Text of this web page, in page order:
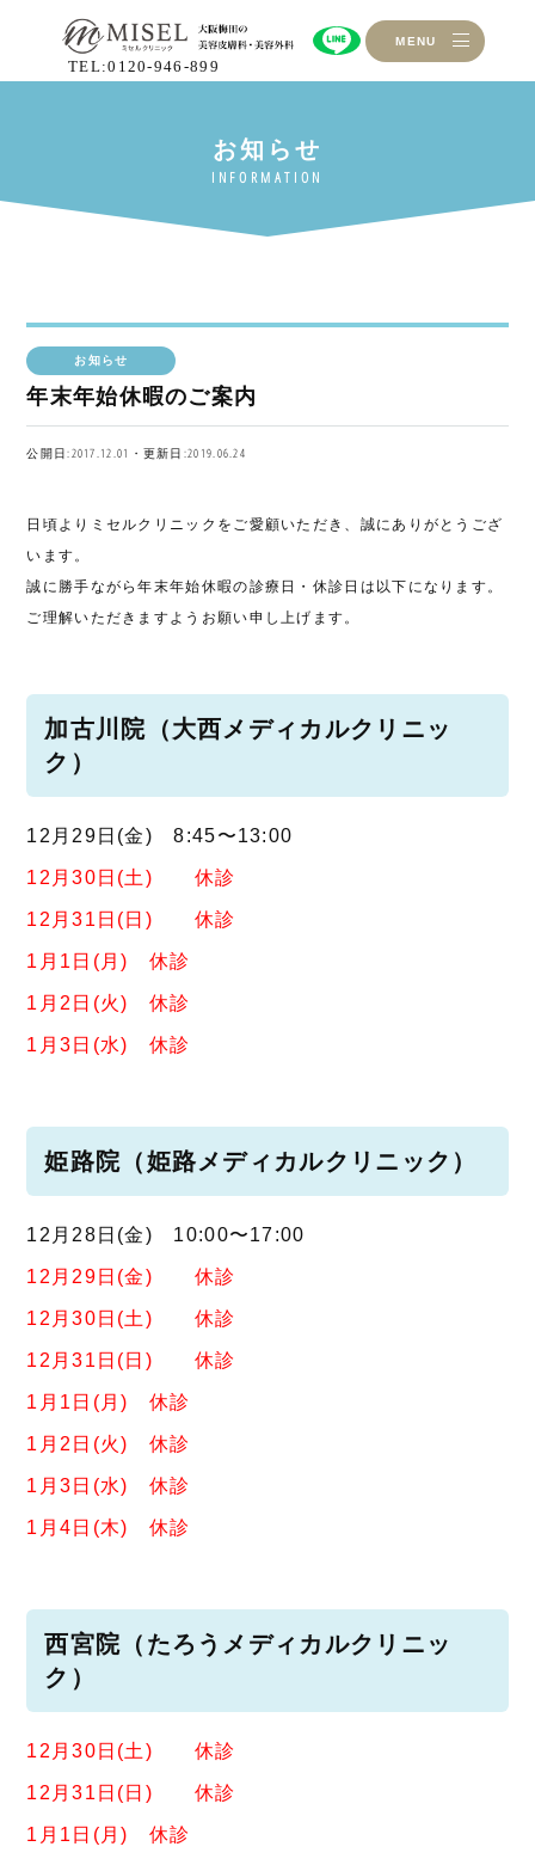
TEL:0120-946-899
MENU
お知らせ
年末年始休暇のご案内
公開日:2017.12.01・更新日:2019.06.24
日頃よりミセルクリニックをご愛顧いただき、誠にありがとうござ
います。
誠に勝手ながら年末年始休暇の診療日・休診日は以下になります。
ご理解いただきますようお願い申し上げます。
加古川院（大西メディカルクリニッ
ク）
12月29日(金) 8:45〜13:00
12月30日(土) 休診
12月31日(日) 休診
1月1日(月) 休診
1月2日(火) 休診
1月3日(水) 休診
姫路院（姫路メディカルクリニック）
12月28日(金) 10:00〜17:00
12月29日(金) 休診
12月30日(土) 休診
12月31日(日) 休診
1月1日(月) 休診
1月2日(火) 休診
1月3日(水) 休診
1月4日(木) 休診
西宮院（たろうメディカルクリニッ
ク）
12月30日(土) 休診
12月31日(日) 休診
1月1日(月) 休診